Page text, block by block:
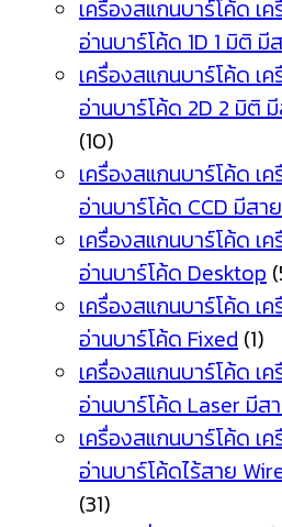
เครื่องสแกนบาร์โค้ด เ
อ่านบาร์โค้ด 1D 1 มิติ มี
เครื่องสแกนบาร์โค้ด เ
อ่านบาร์โค้ด 2D 2 มิติ
(10)
เครื่องสแกนบาร์โค้ด เ
อ่านบาร์โค้ด CCD มีสาย
เครื่องสแกนบาร์โค้ด เ
อ่านบาร์โค้ด Desktop
เครื่องสแกนบาร์โค้ด เ
อ่านบาร์โค้ด Fixed (1)
เครื่องสแกนบาร์โค้ด เ
อ่านบาร์โค้ด Laser มีส
เครื่องสแกนบาร์โค้ด เ
อ่านบาร์โค้ดไร้สาย
(31)